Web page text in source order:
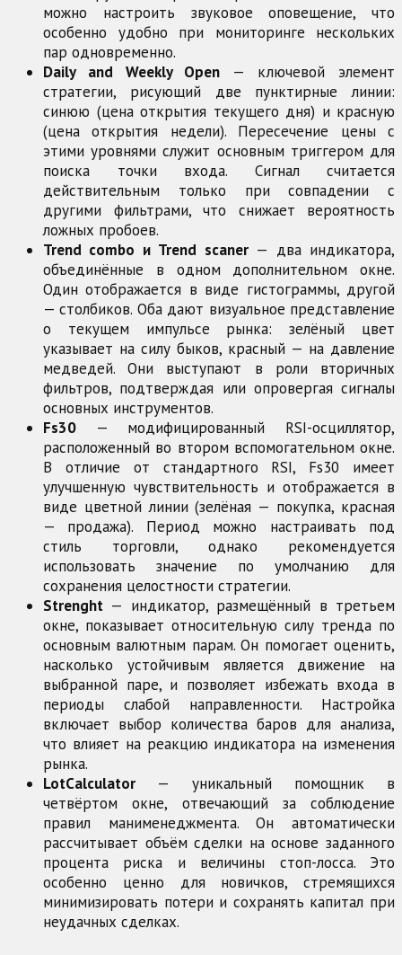
можно настроить звуковое оповещение, что
особенно удобно при мониторинге нескольких
пар одновременно.
Daily and Weekly Open — ключевой элемент
стратегии, рисующий две пунктирные линии:
синюю (цена открытия текущего дня) и красную
(цена открытия недели). Пересечение цены с
этими уровнями служит основным триггером для
поиска точки входа. Сигнал считается
действительным только при совпадении с
другими фильтрами, что снижает вероятность
ложных пробоев.
Trend combo и Trend scaner— два индикатора,
объединённые в одном дополнительном окне.
Один отображается в виде гистограммы, другой
— столбиков. Оба дают визуальное представление
о текущем импульсе рынка: зелёный цвет
указывает на силу быков, красный — на давление
медведей. Они выступают в роли вторичных
фильтров, подтверждая или опровергая сигналы
основных инструментов.
Fs30 — модифицированный RSI-осциллятор,
расположенный во втором вспомогательном окне.
В отличие от стандартного RSI, Fs30 имеет
улучшенную чувствительность и отображается в
виде цветной линии (зелёная — покупка, красная
— продажа). Период можно настраивать под
стиль торговли, однако рекомендуется
использовать значение по умолчанию для
сохранения целостности стратегии.
Strenght — индикатор, размещённый в третьем
окне, показывает относительную силу тренда по
основным валютным парам. Он помогает оценить,
насколько устойчивым является движение на
выбранной паре, и позволяет избежать входа в
периоды слабой направленности. Настройка
включает выбор количества баров для анализа,
что влияет на реакцию индикатора на изменения
рынка.
LotCalculator — уникальный помощник в
четвёртом окне, отвечающий за соблюдение
правил манименеджмента. Он автоматически
рассчитывает объём сделки на основе заданного
процента риска и величины стоп-лосса. Это
особенно ценно для новичков, стремящихся
минимизировать потери и сохранять капитал при
неудачных сделках.